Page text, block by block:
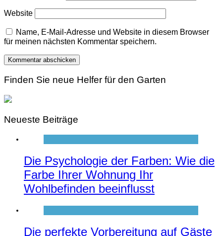
Website
Name, E-Mail-Adresse und Website in diesem Browser
für meinen nächsten Kommentar speichern.
Finden Sie neue Helfer für den Garten
Neueste Beiträge
Die Psychologie der Farben: Wie die
Farbe Ihrer Wohnung Ihr
Wohlbefinden beeinflusst
Die perfekte Vorbereitung auf Gäste